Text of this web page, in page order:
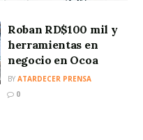
Roban RD$100 mil y
herramientas en
negocio en Ocoa
BY ATARDECER PRENSA
0